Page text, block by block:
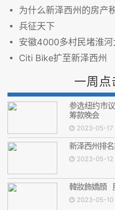
为什么新泽西州的房产
兵征天下
安徽4000多村民堵淮河
Citi Bike扩至新泽西州
一周点
参选纽约市
筹款晚会
2023-05-17
新泽西州排
2023-05-12
韓妝飾嬌顔
2023-05-10